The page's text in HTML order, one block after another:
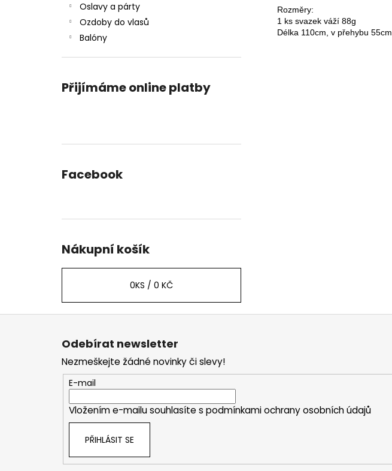
Oslavy a párty
Ozdoby do vlasů
Balóny
Přijímáme online platby
Facebook
Nákupní košík
0KS / 0 KČ
Rozměry:
1 ks svazek váží 88g
Délka 110cm, v přehybu 55cm
Odebírat newsletter
Nezmeškejte žádné novinky či slevy!
E-mail
Vložením e-mailu souhlasíte s podmínkami ochrany osobních údajů
PŘIHLÁSIT SE